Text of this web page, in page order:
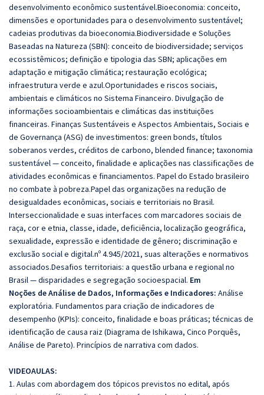
desenvolvimento econômico sustentável.Bioeconomia: conceito,
dimensões e oportunidades para o desenvolvimento sustentável;
cadeias produtivas da bioeconomia.Biodiversidade e Soluções
Baseadas na Natureza (SBN): conceito de biodiversidade; serviços
ecossistêmicos; definição e tipologia das SBN; aplicações em
adaptação e mitigação climática; restauração ecológica;
infraestrutura verde e azul.Oportunidades e riscos sociais,
ambientais e climáticos no Sistema Financeiro. Divulgação de
informações socioambientais e climáticas das instituições
financeiras. Finanças Sustentáveis e Aspectos Ambientais, Sociais e
de Governança (ASG) de investimentos: green bonds, títulos
soberanos verdes, créditos de carbono, blended finance; taxonomia
sustentável — conceito, finalidade e aplicações nas classificações de
atividades econômicas e financiamentos. Papel do Estado brasileiro
no combate à pobreza.Papel das organizações na redução de
desigualdades econômicas, sociais e territoriais no Brasil.
Interseccionalidade e suas interfaces com marcadores sociais de
raça, cor e etnia, classe, idade, deficiência, localização geográfica,
sexualidade, expressão e identidade de gênero; discriminação e
exclusão social e digital.nº 4.945/2021, suas alterações e normativos
associados.Desafios territoriais: a questão urbana e regional no
Brasil — disparidades e segregação socioespacial. Em
Noções de Análise de Dados, Informações e Indicadores: Análise
exploratória. Fundamentos para criação de indicadores de
desempenho (KPIs): conceito, finalidade e boas práticas; técnicas de
identificação de causa raiz (Diagrama de Ishikawa, Cinco Porquês,
Análise de Pareto). Princípios de narrativa com dados.
VIDEOAULAS:
1. Aulas com abordagem dos tópicos previstos no edital, após